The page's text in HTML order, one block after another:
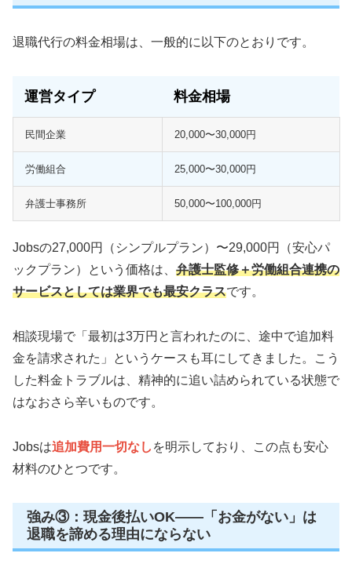
退職代行の料金相場は、一般的に以下のとおりです。
運営タイプ 料金相場
民間企業 20,000〜30,000円
労働組合 25,000〜30,000円
弁護士事務所 50,000〜100,000円
Jobsの27,000円（シンプルプラン）〜29,000円（安心パ
ックプラン）という価格は、 弁護士監修＋労働組合連携の
サービスとしては業界でも最安クラスです。
相談現場で「最初は3万円と言われたのに、途中で追加料
金を請求された」というケースも耳にしてきました。こう
した料金トラブルは、精神的に追い詰められている状態で
はなおさら辛いものです。
Jobsは追加費用一切なし を明示しており、この点も安心
材料のひとつです。
強み③：現金後払いOK——「お金がない」は
退職を諦める理由にならない